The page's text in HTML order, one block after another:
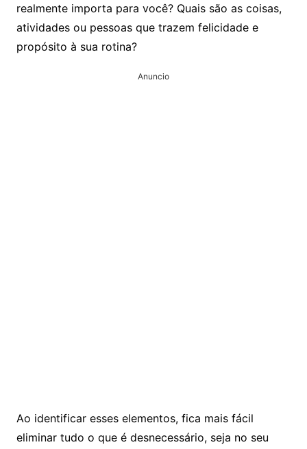
realmente importa para você? Quais são as coisas,
atividades ou pessoas que trazem felicidade e
propósito à sua rotina?
Anuncio
Ao identificar esses elementos, fica mais fácil
eliminar tudo o que é desnecessário, seja no seu